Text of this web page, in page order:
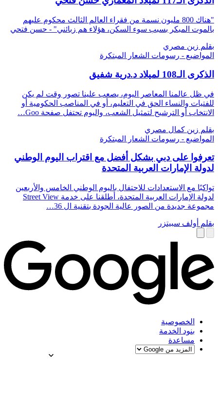
"هناك 800 مليون نسمة من فقراء العالم الثالث محكوم عليهم
بالموت المبكر بسبب سوء السكن، هؤلاء هم زبائني" - حسن فتحي
بقلم زين مصري
المواضيع - رسومات الشعار المبتكرة
الذكرى الـ108 لميلاد د.درية شفيق‎‎
في ظل عالمنا المعاصر اليوم، يصعب علينا تصور وقت لم يكن
للفتيات والنساء الحق في التعليم، أو في المناصب الحكومية أو
الانتخاب أو الترشيح لتمثيل الشعب، واليوم تحتفل صفحة Goo…
بقلم زين كمال مصري
المواضيع - رسومات الشعار المبتكرة
تعرفوا على دبي بشكل أفضل مع اقتراب اليوم الوطني
لدولة الإمارات العربية المتحدة
تواكبًا مع الاستعدادات للاحتفال باليوم الوطني الخامس والأربعين
لدولة الإمارات العربية المتحدة، أطلقنا على خدمة Street View
مجموعة جديدة من الصور عالية الجودة بتقنية ال 36…
بقلم أولف سبيتزر
الخصوصية
بنود الخدمة
مساعدة